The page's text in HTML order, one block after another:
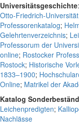
Universitätsgeschichte:
Otto-Friedrich-
Professorenkatalog;
Gelehrtenverzeichnis;
Professorum der
online; Rostocker
Rostock; Historische
1833–1900;
Online; Matrikel der
Katalog
Leichenpredigten;
Nachlässe